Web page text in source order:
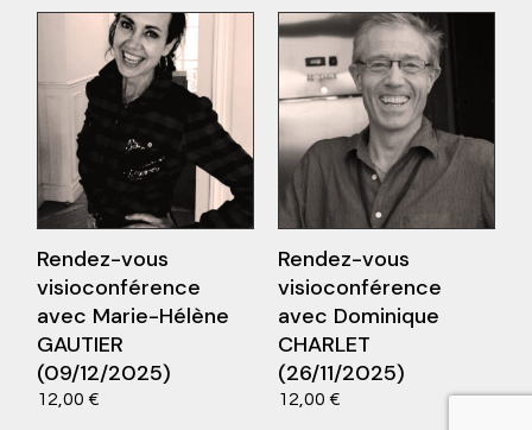
variations.
options
peuvent
choisies
sur
page
du
produit
variations.
Les
peuvent
être
choisies
sur
page
produit
Rendez-vous
visioconférence
avec Marie-Hélène
GAUTIER
(09/12/2025)
12,00€
Ce
produit
Rendez-vous
visioconférence
avec Dominique
CHARLET
(26/11/2025)
12,00 €
Ce
produit